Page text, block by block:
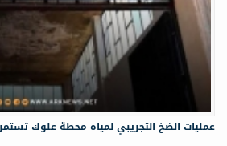
عمليات الضخ التجريبي لمياه ‏محطة علوك